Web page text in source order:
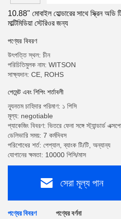
10.88" মোবাইল হোল্ডারের সাথে স্ক্রিন
মাল্টিমিডিয়া স্টেরিওর জন্য
পণ্যের বিবরণ
উৎপত্তি স্থল: চীন
পরিচিতিমুলক নাম: WITSON
সাক্ষ্যদান: CE, ROHS
পেমেন্ট এবং শিপিং শর্তাবলী
ন্যূনতম চাহিদার পরিমাণ: ১ পিসি
মূল্য: negotiable
প্যাকেজিং বিবরণ: ভিতরে ফেনা সঙ্গে স্ট্যান্ডার্ড
ডেলিভারি সময়: 7 কর্মদিবস
পরিশোধের শর্ত: পেপ্যাল, ব্যাংক টি/টি, অন্যান্য
যোগানের ক্ষমতা: 10000 পিসি/মাস
সেরা মূল্য পান
পণ্যের বিবরণ পণ্যের বর্ণনা